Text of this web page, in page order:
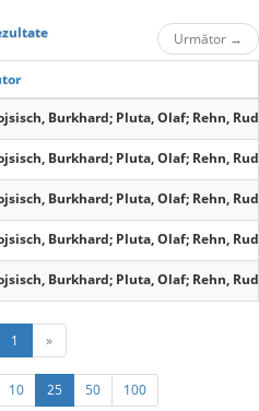
Următor →
Burkhard; Pluta, Olaf; Rehn,
Burkhard; Pluta, Olaf; Rehn,
Burkhard; Pluta, Olaf; Rehn,
Burkhard; Pluta, Olaf; Rehn,
Burkhard; Pluta, Olaf; Rehn,
1 »
10 25 50 100